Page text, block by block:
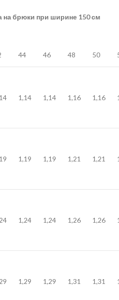
на брюки при ширине 150 см
44 46 48 50
1,14 1,14 1,16 1,16
1,19 1,19 1,21 1,21
1,24 1,24 1,26 1,26
1,29 1,29 1,31 1,31